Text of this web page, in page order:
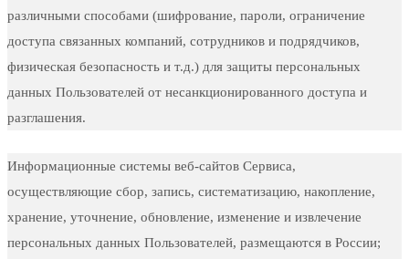
различными способами (шифрование, пароли, ограничение
доступа связанных компаний, сотрудников и подрядчиков,
физическая безопасность и т.д.) для защиты персональных
данных Пользователей от несанкционированного доступа и
разглашения.
Информационные системы веб-сайтов Сервиса,
осуществляющие сбор, запись, систематизацию, накопление,
хранение, уточнение, обновление, изменение и извлечение
персональных данных Пользователей, размещаются в России;